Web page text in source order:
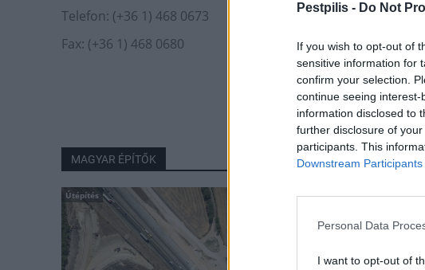
Pestpilis - Do Not
If you wish to opt-out of
sensitive information for
confirm your selection.
continue seeing
information disclosed to
further disclosure of
participants. This
Downstream Participants
Personal Data
I want to opt-out of
Telefon: (+36 1) 468 0673
Fax: (+36 1) 468 0680
MAGYAR ÉPÍTŐK
Útépítés